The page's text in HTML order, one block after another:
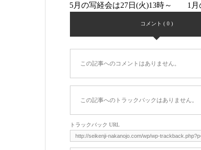
5月の写経会は27日(火)13時～ 1月
コメント ( 0 )
この記事へのコメントはありません。
この記事へのトラックバックはありません。
トラックバック URL